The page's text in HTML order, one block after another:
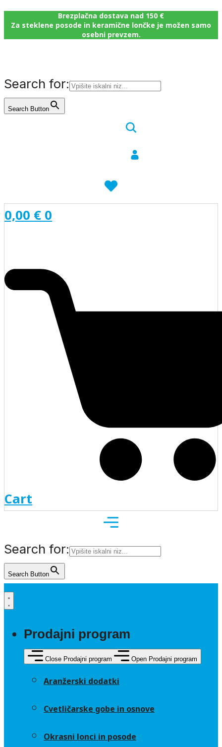
Brezplačna dostava nad 150 €
Za steklene posode in keramične lončke je možen samo
osebni prevzem.
Search for:
Search Button
0,00 € 0
Cart
Search for:
Search Button
Prodajni program
Close Prodajni program Open Prodajni program
Aranžerski dodatki
Cvetličarske gobe in osnove
Okrasni lonci in posode